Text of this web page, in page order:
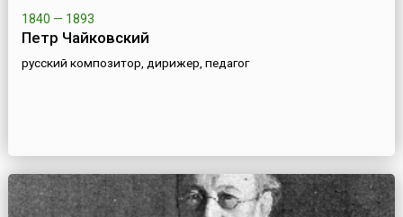
1840 — 1893
Петр Чайковский
русский композитор, дирижер, педагог